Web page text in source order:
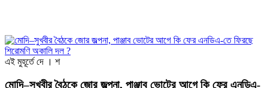
এই মুহূর্তে দে । শ
মোদি–সুখবীর বৈঠকে জোর জল্পনা, পাঞ্জাব ভোটের আগে কি ফের এনডিএ-